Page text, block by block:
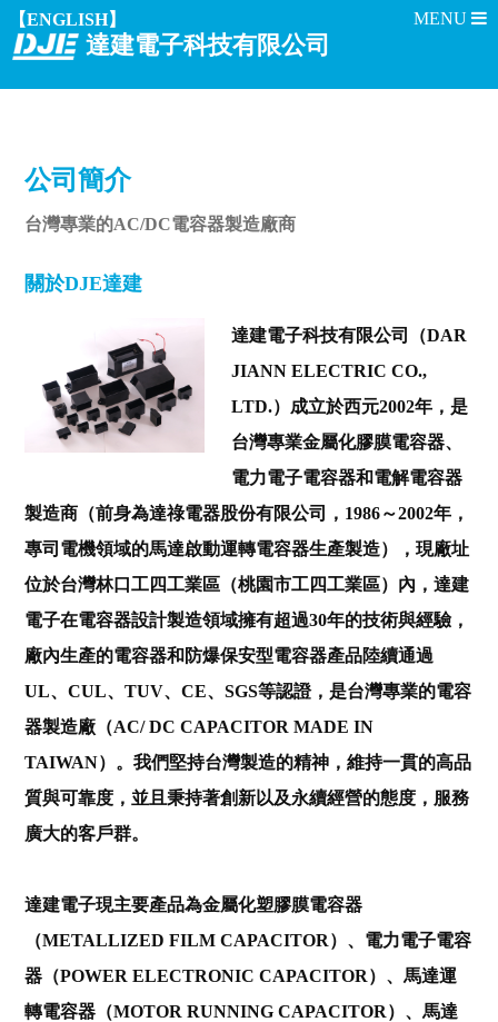
達建電子科技有限公司
【ENGLISH】
公司簡介
台灣專業的AC/DC電容器製造廠商
關於DJE達建
達建電子科技有限公司（DAR
JIANN ELECTRIC CO.,
LTD.）成立於西元2002年，是
台灣專業金屬化膠膜電容器、
電力電子電容器和電解電容器
製造商（前身為達祿電器股份有限公司，1986～2002年，
專司電機領域的馬達啟動運轉電容器生產製造），現廠址
位於台灣林口工四工業區（桃園市工四工業區）內，達建
電子在電容器設計製造領域擁有超過30年的技術與經驗，
廠內生產的電容器和防爆保安型電容器產品陸續通過
UL、CUL、TUV、CE、SGS等認證，是台灣專業的電容
器製造廠（AC/ DC CAPACITOR MADE IN
TAIWAN）。我們堅持台灣製造的精神，維持一貫的高品
質與可靠度，並且秉持著創新以及永續經營的態度，服務
廣大的客戶群。
達建電子現主要產品為金屬化塑膠膜電容器
（METALLIZED FILM CAPACITOR）、電力電子電容
器（POWER ELECTRONIC CAPACITOR）、馬達運
轉電容器（MOTOR RUNNING CAPACITOR）、馬達